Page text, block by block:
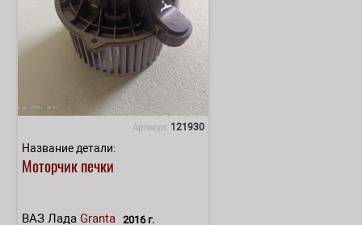
Артикул: 121930
Название детали:
Моторчик печки
ВАЗ Лада Granta 2016 г.